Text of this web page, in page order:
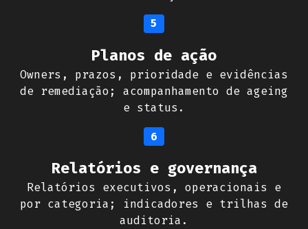
5
Planos de ação
Owners, prazos, prioridade e evidências
de remediação; acompanhamento de ageing
e status.
6
Relatórios e governança
Relatórios executivos, operacionais e
por categoria; indicadores e trilhas de
auditoria.